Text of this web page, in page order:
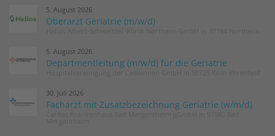
5. August 2026
Oberarzt Geriatrie (m/w/d)
5. August 2026
Departmentleitung (m/w/d) für die Geriatrie
30. Juli 2026
Facharzt mit Zusatzbezeichnung Geriatrie (w/m/d)